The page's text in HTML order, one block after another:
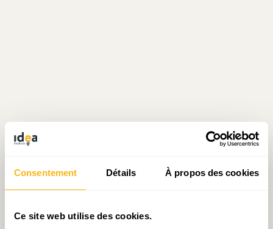
Consentement Détails À propos des cookies
Ce site web utilise des cookies.
Écrit par Sarah Mellouet